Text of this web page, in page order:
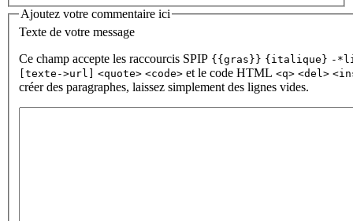
Ajoutez votre commentaire ici
Texte de votre message
Ce champ accepte les raccourcis SPIP {{gras}} {italique} -
[texte->url]
<quote> <code> et le code HTML <q> <del>
créer des paragraphes, laissez simplement des lignes vides.